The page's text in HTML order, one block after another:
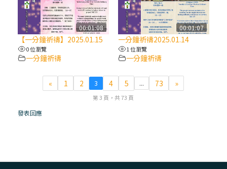
(7)黃敏正主教帶你做【將臨期避靜】—耶穌
降生人間，需要人的「接納」
(6)黃敏正主教帶你做【將臨期避靜】—「馬
(5)黃敏正主教帶你做【將臨期避靜】—「福
00:01:08
【一分鐘祈禱】2025.01.15
0 位瀏覽
一分鐘祈禱
00:01:07
一分鐘祈禱2025.01.14
1 位瀏覽
一分鐘祈禱
« 1 2 3 4 5 ... 73 »
第 3 頁，共 73 頁
發表回應